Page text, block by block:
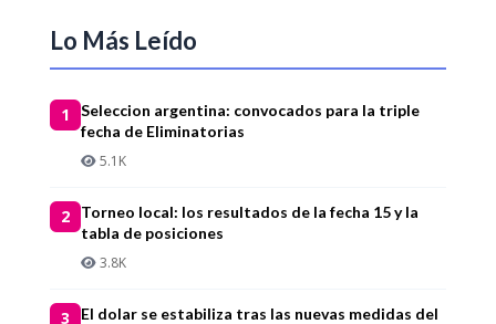
Lo Más Leído
1
Seleccion argentina: convocados para la triple
fecha de Eliminatorias
5.1K
2
Torneo local: los resultados de la fecha 15 y la
tabla de posiciones
3.8K
3
El dolar se estabiliza tras las nuevas medidas del